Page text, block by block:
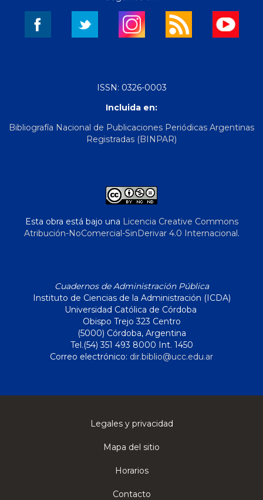
ISSN: 0326-0003
Incluida en:
Bibliografía Nacional de Publicaciones Periódicas Argentinas
Registradas (BINPAR)
Esta obra está bajo una Licencia Creative Commons
Atribución-NoComercial-SinDerivar 4.0 Internacional.
Cuadernos de Administración Pública
Instituto de Ciencias de la Administración (ICDA)
Universidad Católica de Córdoba
Obispo Trejo 323 Centro
(5000) Córdoba, Argentina
Tel.(54) 351 493 8000 Int. 1450
Correo electrónico: dir.biblio@ucc.edu.ar
Legales y privacidad
Mapa del sitio
Horarios
Contacto